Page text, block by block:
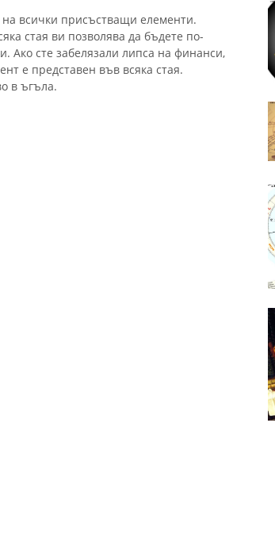
всички присъстващи елементи.
стая ви позволява да бъдете по-
Ако сте забелязали липса на финанси,
е представен във всяка стая.
в ъгъла.